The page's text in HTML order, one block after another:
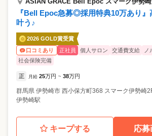
『Bell Epoc急募◎採用特典10万あり』
叶う♪
2026 GOLD賞受賞
口コミあり
正社員 個人サロン 交通費支給 ノ
社会保険完備
正 月給 25万円 ~ 38万円
群馬県 伊勢崎市 西小保方町368 スマーク伊勢崎
伊勢崎駅
キープする 応募